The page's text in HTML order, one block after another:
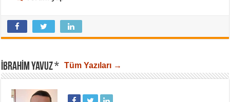
İBRAHIM YAVUZ * Tüm Yazıları →